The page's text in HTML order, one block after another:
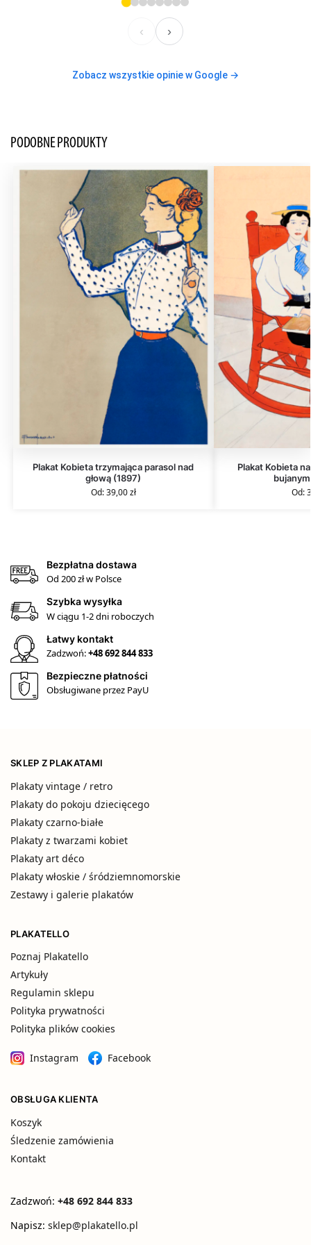
‹ ›
Zobacz wszystkie opinie w Google →
PODOBNE PRODUKTY
Plakat Kobieta trzymająca parasol nad
głową (1897)
Od:39,00zł
Plakat Kobieta
Od:
Bezpłatna dostawa
Od 200 zł w Polsce
Szybka wysyłka
W ciągu 1-2 dni roboczych
Łatwy kontakt
Zadzwoń:+48 692 844 833
Bezpieczne płatności
Obsługiwane przez PayU
SKLEP Z PLAKATAMI
Plakaty vintage / retro
Plakaty do pokoju dziecięcego
Plakaty czarno-białe
Plakaty z twarzami kobiet
Plakaty art déco
Plakaty włoskie / śródziemnomorskie
Zestawy i galerie plakatów
PLAKATELLO
Poznaj Plakatello
Artykuły
Regulamin sklepu
Polityka prywatności
Polityka plików cookies
Instagram Facebook
OBSŁUGA KLIENTA
Koszyk
Śledzenie zamówienia
Kontakt
Zadzwoń: +48 692 844 833
Napisz: sklep@plakatello.pl